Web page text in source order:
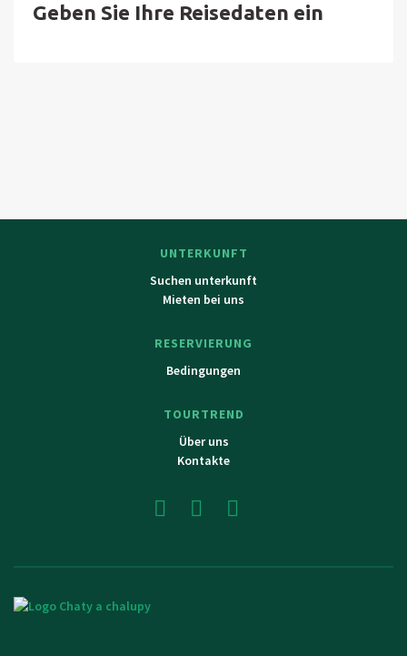
Geben Sie Ihre Reisedaten ein
UNTERKUNFT
Suchen unterkunft
Mieten bei uns
RESERVIERUNG
Bedingungen
TOURTREND
Über uns
Kontakte